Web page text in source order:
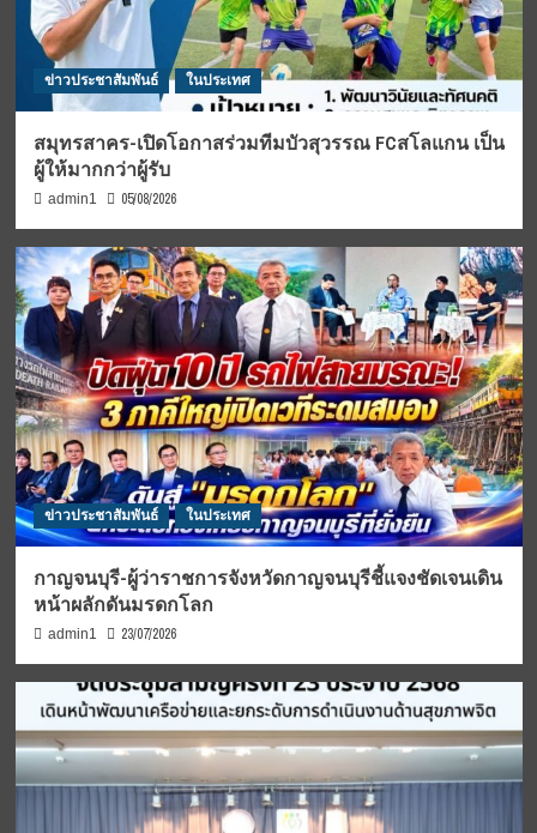
ข่าวประชาสัมพันธ์ ในประเทศ
สมุทรสาคร-เปิดโอกาสร่วมทีมบัวสุวรรณ FCสโลแกน เป็น
ผู้ให้มากกว่าผู้รับ
admin1 05/08/2026
ข่าวประชาสัมพันธ์ ในประเทศ
กาญจนบุรี-ผู้ว่าราชการจังหวัดกาญจนบุรีชี้แจงชัดเจนเดิน
หน้าผลักดันมรดกโลก
admin1 23/07/2026